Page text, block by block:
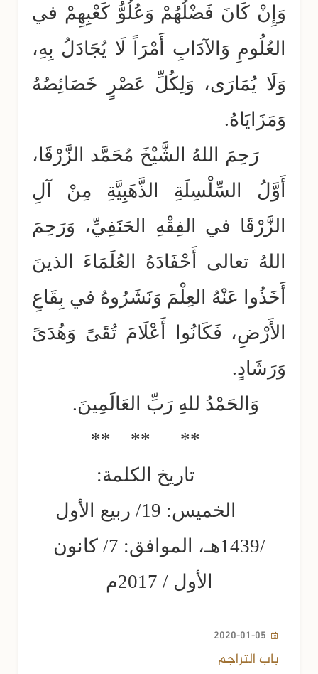
وَإِنْ كَانَ فَضْلُهُمْ وَعُلُوُّ كَعْبِهِمْ في
العُلُومِ وَالآدَابِ أَمْرَاً لَا يُجَادَلُ بِهِ،
وَلَا يُمَارَى، وَلِكُلِّ عَصْرٍ خَصَائِصُهُ
وَمَزَايَاهُ.
رَحِمَ اللهُ الشَّيْخَ مُحَمَّد الزَّرْقَا،
أَوَّلُ السِّلْسِلَةِ الذَّهَبِيَّةِ مِنْ آلِ
الزَّرْقَا في الفِقْهِ الحَنَفِيِّ، وَرَحِمَ
اللهُ تعالى أَحْفَادَهُ العُلَمَاءَ الذينَ
أَخَذُوا عَنْهُ العِلْمَ وَنَشَرُوهُ في بِقَاعِ
الأَرْضِ، فَكَانُوا أَعْلَامَ تُقَىً وَهُدَىً
وَرَشَادٍ.
وَالحَمْدُ للهِ رَبِّ العَالَمِينَ.
** ** **
تاريخ الكلمة:
الخميس: 19/ ربيع الأول
/1439هـ، الموافق: 7/ كانون
الأول / 2017م
2020-01-05
باب التراجم